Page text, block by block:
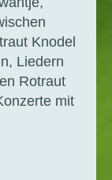
Knodel
Liedern
Rotraut
mit